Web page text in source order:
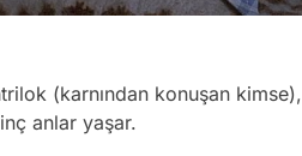
(karnından konuşan kimse),
anlar yaşar.